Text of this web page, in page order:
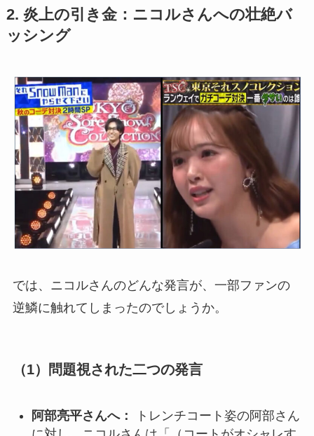
2. 炎上の引き金：ニコルさんへの壮絶バ
ッシング
では、ニコルさんのどんな発言が、一部ファンの
逆鱗に触れてしまったのでしょうか。
（1）問題視された二つの発言
阿部亮平さんへ：
トレンチコート姿の阿部さん